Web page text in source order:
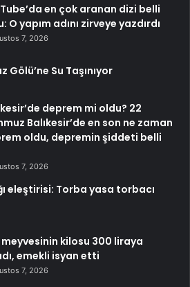
en çok aranan dizi belli
O yapım adını zirveye yazdırdı
7, 2026
Gölü’ne Su Taşınıyor
deprem mi oldu? 22
Balıkesir’de en son ne zaman
oldu, depremin şiddeti belli
7, 2026
eleştirisi: Torba yasa torbacı
meyvesinin kilosu 300 liraya
emekli isyan etti
7, 2026